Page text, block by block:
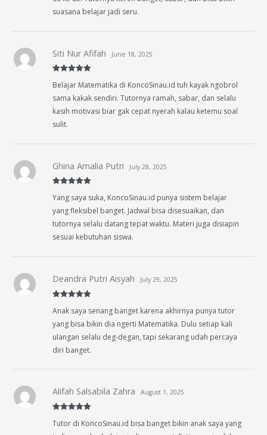
suasana belajar jadi seru.
of 5
Siti Nur Afifah June 18, 2025
Belajar Matematika di KoncoSinau.id tuh kayak ngobrol
sama kakak sendiri. Tutornya ramah, sabar, dan selalu
kasih motivasi biar gak cepat nyerah kalau ketemu soal
sulit.
of 5
Ghina Amalia Putri July 28, 2025
Yang saya suka, KoncoSinau.id punya sistem belajar
yang fleksibel banget. Jadwal bisa disesuaikan, dan
tutornya selalu datang tepat waktu. Materi juga disiapin
sesuai kebutuhan siswa.
of 5
Deandra Putri Aisyah July 29, 2025
Anak saya senang banget karena akhirnya punya tutor
yang bisa bikin dia ngerti Matematika. Dulu setiap kali
ulangan selalu deg-degan, tapi sekarang udah percaya
diri banget.
of 5
Alifah Salsabila Zahra August 1, 2025
Tutor di KoncoSinau.id bisa banget bikin anak saya yang